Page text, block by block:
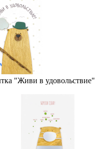
"Живи в удовольствие"